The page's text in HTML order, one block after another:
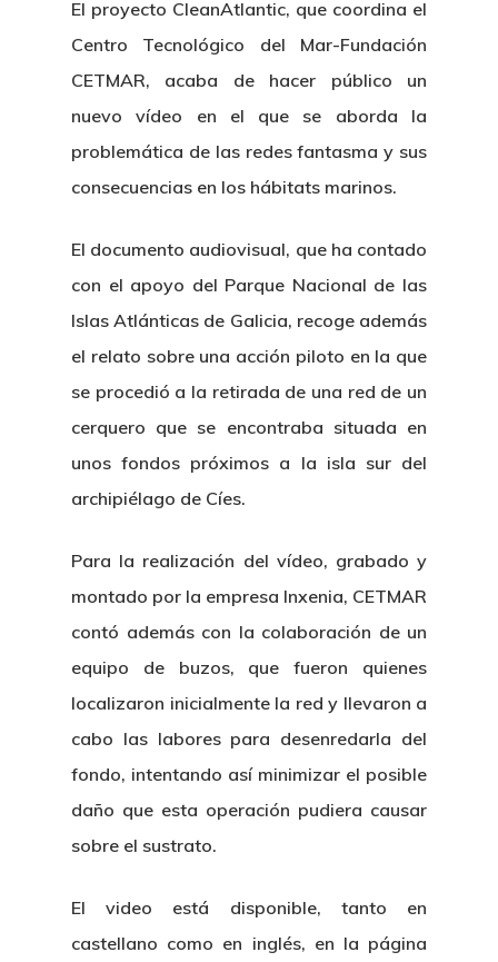
El proyecto CleanAtlantic, que coordina el
Centro Tecnológico del Mar-Fundación
CETMAR, acaba de hacer público un
nuevo vídeo en el que se aborda la
problemática de las redes fantasma y sus
consecuencias en los hábitats marinos.
El documento audiovisual, que ha contado
con el apoyo del Parque Nacional de las
Islas Atlánticas de Galicia, recoge además
el relato sobre una acción piloto en la que
se procedió a la retirada de una red de un
cerquero que se encontraba situada en
unos fondos próximos a la isla sur del
archipiélago de Cíes.
Para la realización del vídeo, grabado y
montado por la empresa Inxenia, CETMAR
contó además con la colaboración de un
equipo de buzos, que fueron quienes
localizaron inicialmente la red y llevaron a
cabo las labores para desenredarla del
fondo, intentando así minimizar el posible
daño que esta operación pudiera causar
sobre el sustrato.
El video está disponible, tanto en
castellano como en inglés, en la página